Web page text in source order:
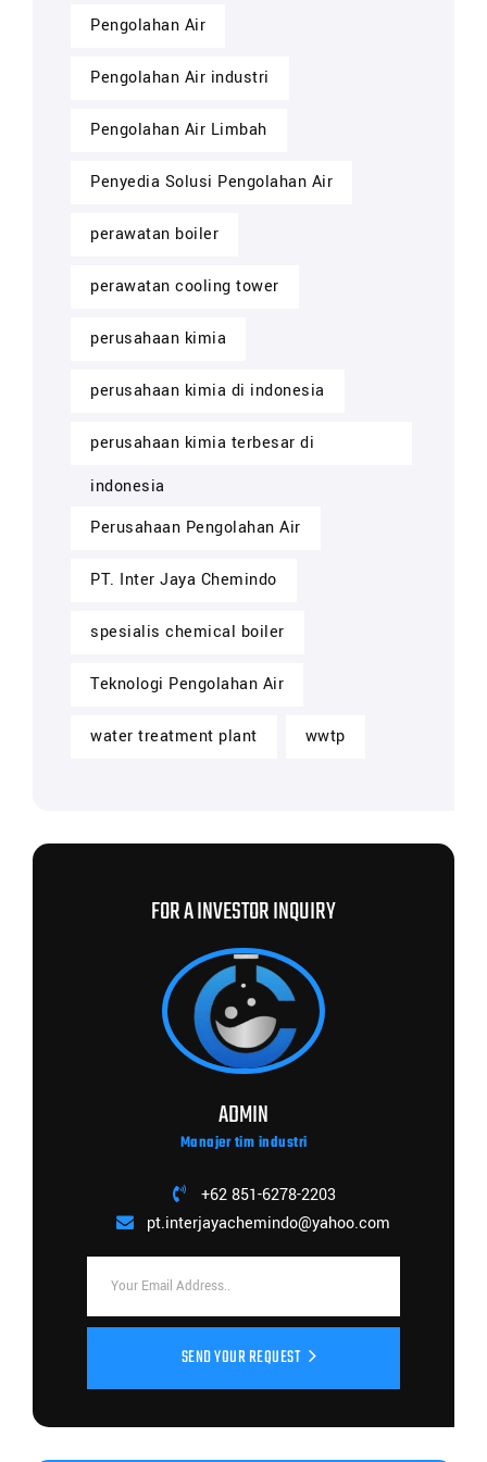
Pengolahan Air
Pengolahan Air industri
Pengolahan Air Limbah
Penyedia Solusi Pengolahan Air
perawatan boiler
perawatan cooling tower
perusahaan kimia
perusahaan kimia di indonesia
perusahaan kimia terbesar di
indonesia
Perusahaan Pengolahan Air
PT. Inter Jaya Chemindo
spesialis chemical boiler
Teknologi Pengolahan Air
water treatment plant wwtp
FOR A INVESTOR INQUIRY
ADMIN
Manajer tim industri
+62 851-6278-2203
pt.interjayachemindo@yahoo.com
SEND YOUR REQUEST